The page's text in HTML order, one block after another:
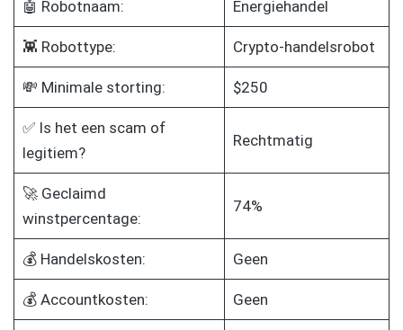
🤖 Robotnaam: Energiehandel
👾 Robottype: Crypto-handelsrobot
💸 Minimale storting: $250
✅ Is het een scam of
legitiem?
Rechtmatig
🚀 Geclaimd
winstpercentage:
74%
💰 Handelskosten: Geen
💰 Accountkosten: Geen